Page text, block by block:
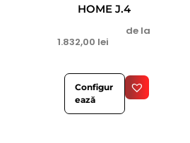
HOME J.4
de la
1.832,00 lei
Configur
ează